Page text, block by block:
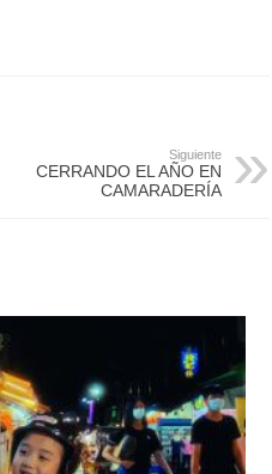
Siguiente
CERRANDO EL AÑO EN
CAMARADERÍA